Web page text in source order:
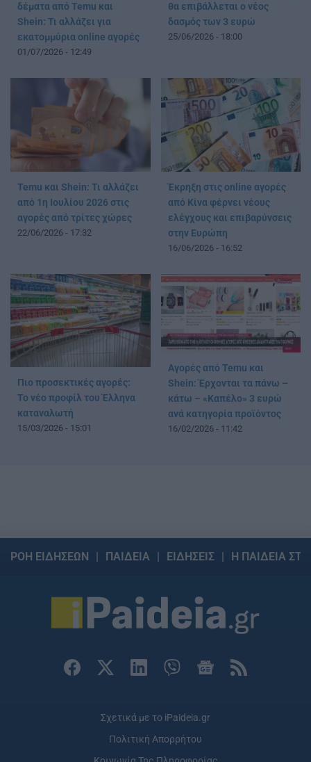
δέματα από Temu και
Shein: Τι αλλάζει για
εκατομμύρια online αγορές
01/07/2026 - 12:49
θα επιβάλλεται ο νέος
δασμός των 3 ευρώ
25/06/2026 - 18:00
Temu και Shein: Τι αλλάζει
από 1η Ιουλίου 2026 στις
αγορές από τρίτες χώρες
22/06/2026 - 17:32
Έκρηξη στις online αγορές
από Κίνα φέρνει νέους
ελέγχους και επιβαρύνσεις
στην Ευρώπη
16/06/2026 - 16:52
Πιο προσεκτικές αγορές:
Το νέο προφίλ του Έλληνα
καταναλωτή
15/03/2026 - 15:01
Αγορές από Temu και
Shein: Έρχονται τα πάνω –
κάτω – «Καπέλο» 3 ευρώ
ανά κατηγορία προϊόντος
16/02/2026 - 11:42
ΡΟΗ ΕΙΔΗΣΕΩΝ ΠΑΙΔΕΙΑ ΕΙΔΗΣΕΙΣ Η ΠΑΙΔΕΙΑ
Σχετικά με το iPaideia.gr
Πολιτική Απορρήτου